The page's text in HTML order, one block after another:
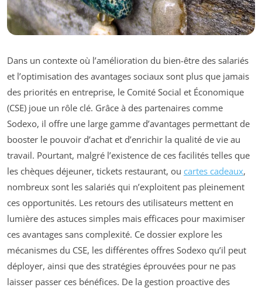
Dans un contexte où l’amélioration du bien-être des salariés
et l’optimisation des avantages sociaux sont plus que jamais
des priorités en entreprise, le Comité Social et Économique
(CSE) joue un rôle clé. Grâce à des partenaires comme
Sodexo, il offre une large gamme d’avantages permettant de
booster le pouvoir d’achat et d’enrichir la qualité de vie au
travail. Pourtant, malgré l’existence de ces facilités telles que
les chèques déjeuner, tickets restaurant, ou cartes cadeaux,
nombreux sont les salariés qui n’exploitent pas pleinement
ces opportunités. Les retours des utilisateurs mettent en
lumière des astuces simples mais efficaces pour maximiser
ces avantages sans complexité. Ce dossier explore les
mécanismes du CSE, les différentes offres Sodexo qu’il peut
déployer, ainsi que des stratégies éprouvées pour ne pas
laisser passer ces bénéfices. De la gestion proactive des